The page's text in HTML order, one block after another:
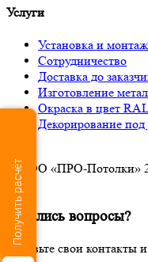
Услуги
Установка и монтаж
Сотрудничество
Доставка до
Изготовление
Окраска в цвет
Декорирование под
© ООО «ПРО-Потолки»
×
Остались вопросы?
Оставьте свои
Получить расчёт